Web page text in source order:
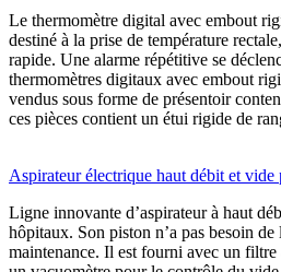
Le thermomètre digital avec embout
destiné à la prise de température
rapide. Une alarme répétitive se
thermomètres digitaux avec embout
vendus sous forme de présentoir
ces pièces contient un étui rigide de
Aspirateur électrique haut débit et vide
Ligne innovante d’aspirateur à haut
hôpitaux. Son piston n’a pas besoin
maintenance. Il est fourni avec un